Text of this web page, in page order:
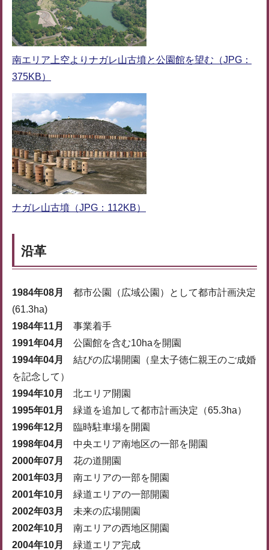
南エリア上空よりナガレ山古墳と公園館を望む（JPG：
375KB）
ナガレ山古墳（JPG：112KB）
沿革
1984年08月
都市公園（広域公園）として都市計画決定
(61.3ha)
1984年11月
事業着手
1991年04月
公園館を含む10haを開園
1994年04月
結びの広場開園（皇太子徳仁親王のご成婚
を記念して）
1994年10月
北エリア開園
1995年01月
緑道を追加して都市計画決定（65.3ha）
1996年12月
臨時駐車場を開園
1998年04月
中央エリア南地区の一部を開園
2000年07月
花の道開園
2001年03月
南エリアの一部を開園
2001年10月
緑道エリアの一部開園
2002年03月
未来の広場開園
2002年10月
南エリアの西地区開園
2004年10月
緑道エリア完成